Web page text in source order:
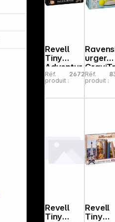
Revell
Tiny
Adventur
es
Natural
Réf.
produit :
267208
urger
x
Marteau
Réf.
produit :
Revell
Tiny
Revell
Tiny